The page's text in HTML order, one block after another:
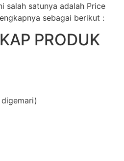
salah satunya adalah Price
sebagai berikut :
PRODUK